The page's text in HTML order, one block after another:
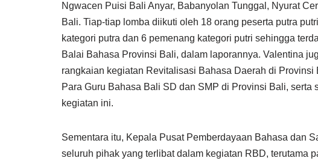
Ngwacen Puisi Bali Anyar, Babanyolan Tunggal, Nyurat
Bali. Tiap-tiap lomba diikuti oleh 18 orang peserta putra
kategori putra dan 6 pemenang kategori putri sehingga
Balai Bahasa Provinsi Bali, dalam laporannya. Valentina
rangkaian kegiatan Revitalisasi Bahasa Daerah di
Para Guru Bahasa Bali SD dan SMP di Provinsi Bali,
kegiatan ini.
Sementara itu, Kepala Pusat Pemberdayaan Bahasa dan
seluruh pihak yang terlibat dalam kegiatan RBD, terutama